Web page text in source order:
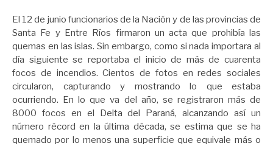
El 12 de junio funcionarios de la Nación y de las provincias de
Santa Fe y Entre Ríos firmaron un acta que prohibía las
quemas en las islas. Sin embargo, como si nada importara al
día siguiente se reportaba el inicio de más de cuarenta
focos de incendios. Cientos de fotos en redes sociales
circularon, capturando y mostrando lo que estaba
ocurriendo. En lo que va del año, se registraron más de
8000 focos en el Delta del Paraná, alcanzando así un
número récord en la última década, se estima que se ha
quemado por lo menos una superficie que equivale más o